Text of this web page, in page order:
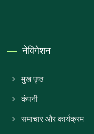
नेविगेशन
मुख पृष्ठ
कंपनी
समाचार और कार्यक्रम